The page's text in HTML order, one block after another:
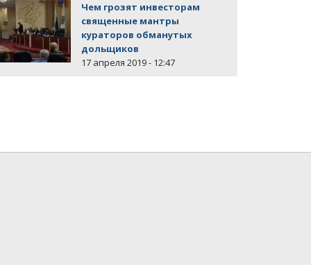
Чем грозят инвесторам
священные мантры
кураторов обманутых
дольщиков
17 апреля 2019 - 12:47